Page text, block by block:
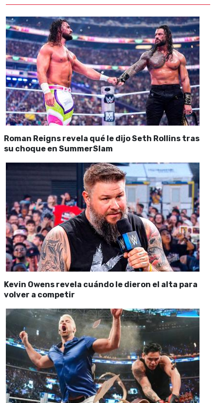
Roman Reigns revela qué le dijo Seth Rollins tras
su choque en SummerSlam
Kevin Owens revela cuándo le dieron el alta para
volver a competir